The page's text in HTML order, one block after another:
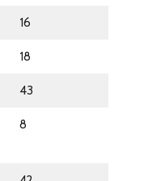
16
18
43
8